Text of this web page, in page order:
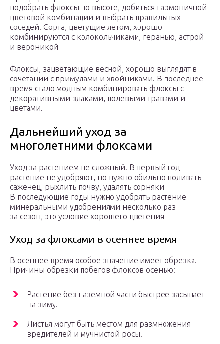
подобрать флоксы по высоте, добиться гармоничной
цветовой комбинации и выбрать правильных
соседей. Сорта, цветущие летом, хорошо
комбинируются с колокольчиками, геранью, астрой
и вероникой
Флоксы, зацветающие весной, хорошо выглядят в
сочетании с примулами и хвойниками. В последнее
время стало модным комбинировать флоксы с
декоративными злаками, полевыми травами и
цветами.
Дальнейший уход за
многолетними флоксами
Уход за растением не сложный. В первый год
растение не удобряют, но нужно обильно поливать
саженец, рыхлить почву, удалять сорняки.
В последующие годы нужно удобрять растение
минеральными удобрениями несколько раз
за сезон, это условие хорошего цветения.
Уход за флоксами в осеннее время
В осеннее время особое значение имеет обрезка.
Причины обрезки побегов флоксов осенью:
Растение без наземной части быстрее засыпает
на зиму.
Листья могут быть местом для размножения
вредителей и мучнистой росы.